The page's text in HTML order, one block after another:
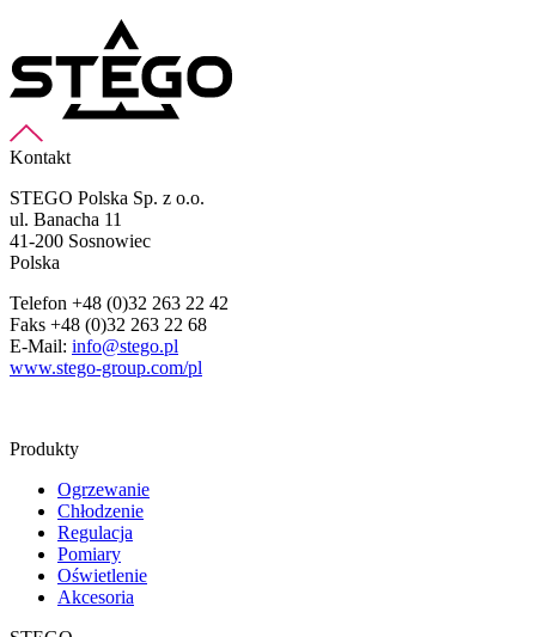
Kontakt
STEGO Polska Sp. z o.o.
ul. Banacha 11
41-200 Sosnowiec
Polska
Telefon +48 (0)32 263 22 42
Faks +48 (0)32 263 22 68
E-Mail: info@stego.pl
www.stego-group.com/pl
Produkty
Ogrzewanie
Chłodzenie
Regulacja
Pomiary
Oświetlenie
Akcesoria